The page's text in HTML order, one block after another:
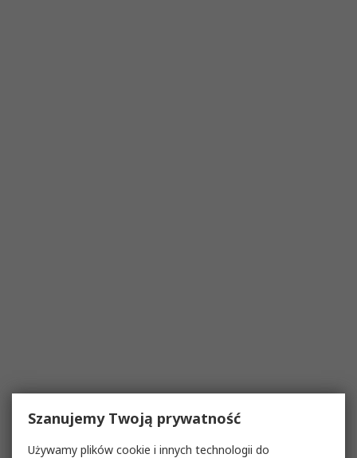
Szanujemy Twoją prywatność
Używamy plików cookie i innych technologii do